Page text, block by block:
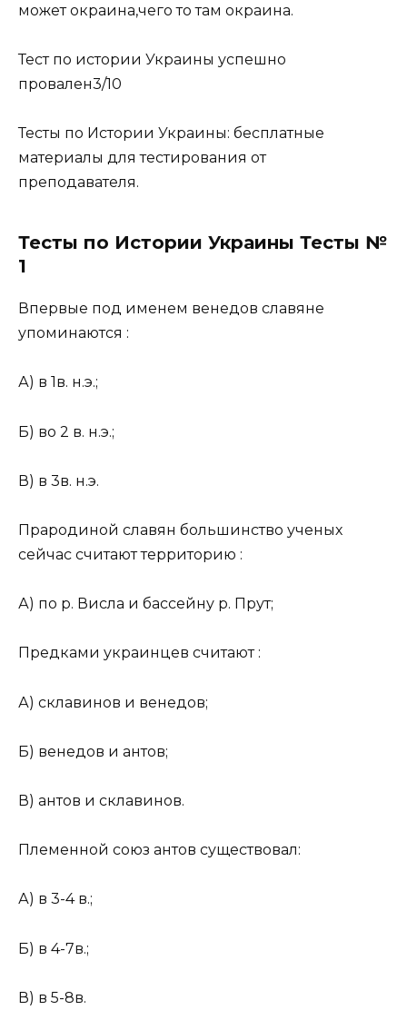
может окраина,чего то там окраина.
Тест по истории Украины успешно
провален3/10
Тесты по Истории Украины: бесплатные
материалы для тестирования от
преподавателя.
Тесты по Истории Украины Тесты №
1
Впервые под именем венедов славяне
упоминаются :
А) в 1в. н.э.;
Б) во 2 в. н.э.;
В) в 3в. н.э.
Прародиной славян большинство ученых
сейчас считают территорию :
А) по р. Висла и бассейну р. Прут;
Предками украинцев считают :
А) склавинов и венедов;
Б) венедов и антов;
В) антов и склавинов.
Племенной союз антов существовал:
А) в 3-4 в.;
Б) в 4-7в.;
В) в 5-8в.